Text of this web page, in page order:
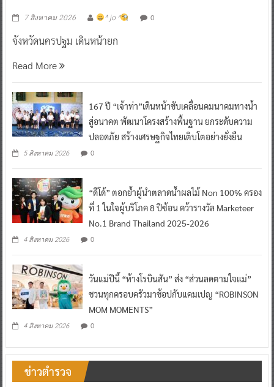
7 สิงหาคม 2026 ^ jo ^ 0
จังหวัดนครปฐม เดินหน้ายก
Read More
167 ปี “เจ้าท่า”เดินหน้าขับเคลื่อนคมนาคมทางน้ำ
สู่อนาคต พัฒนาโครงสร้างพื้นฐาน ยกระดับความ
ปลอดภัย สร้างเศรษฐกิจไทยเติบโตอย่างยั่งยืน
5 สิงหาคม 2026 0
“ดีโด้” ตอกย้ำผู้นำตลาดน้ำผลไม้ Non 100% ครอง
ที่ 1 ในใจผู้บริโภค 8 ปีซ้อน คว้ารางวัล Marketeer
No.1 Brand Thailand 2025-2026
4 สิงหาคม 2026 0
วันแม่ปีนี้ “ห้างโรบินสัน” ส่ง “ส่วนลดตามใจแม่”
ชวนทุกครอบครัวมาช้อปกับแคมเปญ “ROBINSON
MOM MOMENTS”
4 สิงหาคม 2026 0
ข่าวตำรวจ